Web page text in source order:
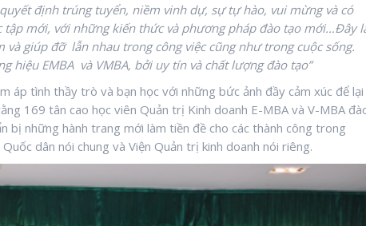
định trúng tuyển, niềm vinh dự, sự tự hào, vui mừng và có
mới, với những kiến thức và phương pháp đào tạo mới…Đây
giúp đỡ lẫn nhau trong công việc cũng như trong cuộc sống.
hiệu EMBA và VMBA, bởi uy tín và chất lượng đào tạo”
áp tình thầy trò và bạn học với những bức ảnh đầy cảm xúc để lại
169 tân cao học viên Quản trị Kinh doanh E-MBA và V-MBA
bị những hành trang mới làm tiền đề cho các thành công trong
dân nói chung và Viện Quản trị kinh doanh nói riêng.